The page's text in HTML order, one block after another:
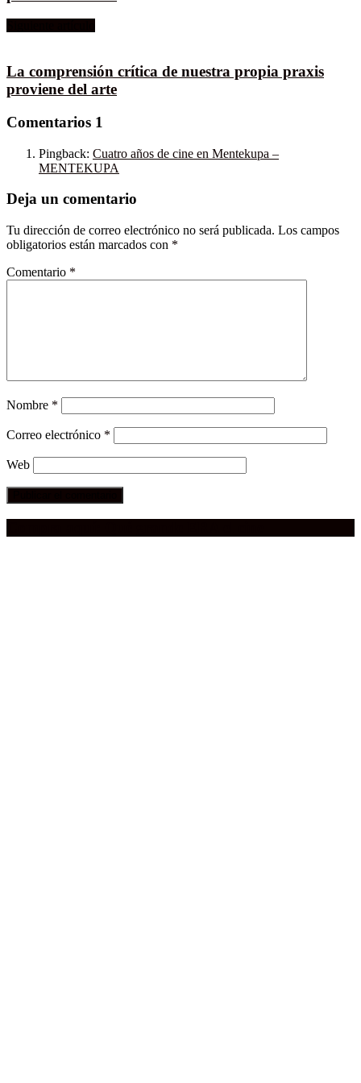
La comprensión crítica de nuestra propia praxis
proviene del arte
Comentarios 1
Pingback: Cuatro años de cine en Mentekupa –
MENTEKUPA
Deja un comentario
Tu dirección de correo electrónico no será publicada. Los campos
obligatorios están marcados con *
Comentario *
Nombre *
Correo electrónico *
Web